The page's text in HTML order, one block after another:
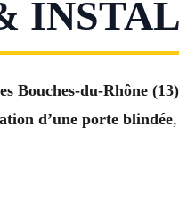
Bouches-du-Rhône (13)
d’une porte blindée